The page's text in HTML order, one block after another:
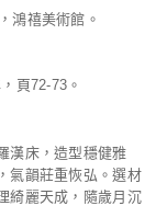
鴻禧美術館。
頁72-73。
漢床，造型穩健雅
氣韻莊重恢弘。選材
綺麗天成，隨歲月沉